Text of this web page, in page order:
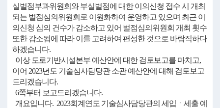
실벌점부과위원회와 부실벌점에 대한 이의신청 접수 시 개최
되는 벌점심의위원회로 이원화하여 운영하고 있으며 최근 이
의신청 심의 건수가 감소하고 있어 벌점심의위원회 개최 횟수
또한 감소됨에 따라 이를 고려하여 편성한 것으로 바람직하다
하겠습니다.
이상 도로기반시설본부 예산안에 대한 검토보고를 마치고,
이어 2023년도 기술심사담당관 소관 예산안에 대해 검토보고
드리겠습니다.
6쪽부터 보고드리겠습니다.
개요입니다. 2023회계연도 기술심사담당관의 세입ㆍ세출 예